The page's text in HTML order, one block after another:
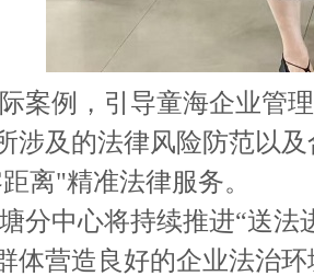
案例，引导童海企业管
涉及的法律风险防范以
离"精准法律服务。
中心将持续推进“送法
体营造良好的企业法治环